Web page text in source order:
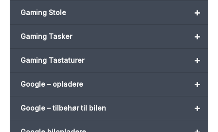
+
Gaming Stole
+
Gaming Tasker
+
Gaming Tastaturer
+
Google – opladere
+
Google – tilbehør til bilen